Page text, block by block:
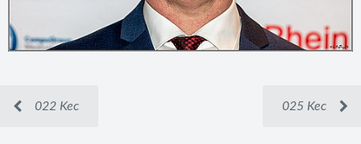
022 Kec 025 Kec